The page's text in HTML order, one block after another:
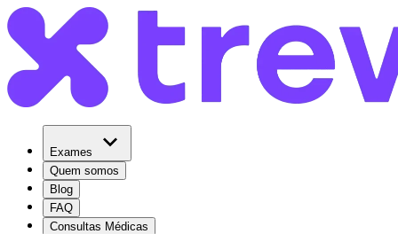
Exames
Quem somos
Blog
FAQ
Consultas Médicas